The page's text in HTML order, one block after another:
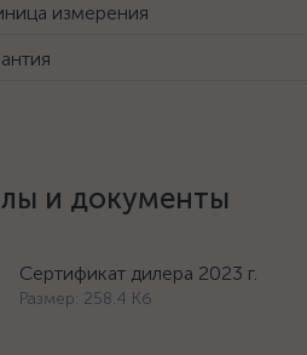
измерения
и документы
Сертификат дилера 2023 г.
Размер: 258.4 Кб